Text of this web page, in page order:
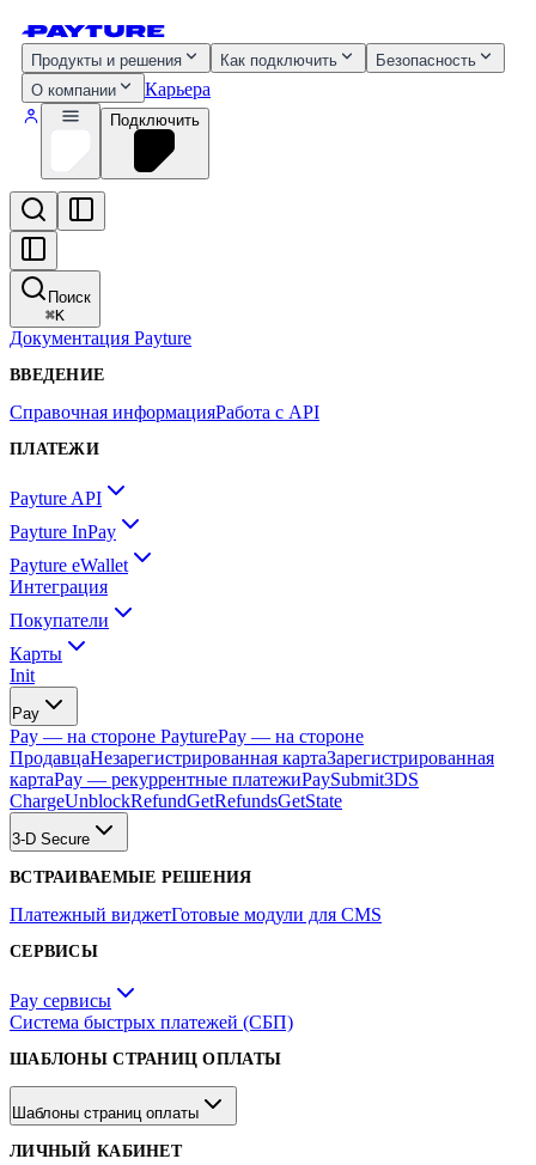
Продукты и решения Как подключить
Безопасность
О компании
Карьера
Подключить
Поиск
⌘K
Документация Payture
ВВЕДЕНИЕ
Справочная информацияРабота с API
ПЛАТЕЖИ
Payture API
Payture InPay
Payture eWallet
Интеграция
Покупатели
Карты
Init
Pay
Pay — на стороне PayturePay — на стороне
ПродавцаНезарегистрированная картаЗарегистрированная
картаPay — рекуррентные платежиPaySubmit3DS
ChargeUnblockRefundGetRefundsGetState
3-D Secure
ВСТРАИВАЕМЫЕ РЕШЕНИЯ
Платежный виджетГотовые модули для CMS
СЕРВИСЫ
Pay сервисы
Система быстрых платежей (СБП)
ШАБЛОНЫ СТРАНИЦ ОПЛАТЫ
Шаблоны страниц оплаты
ЛИЧНЫЙ КАБИНЕТ